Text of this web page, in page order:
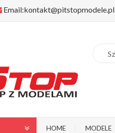
Email:kontakt@pitstopmodele.pl
HOME MODELE